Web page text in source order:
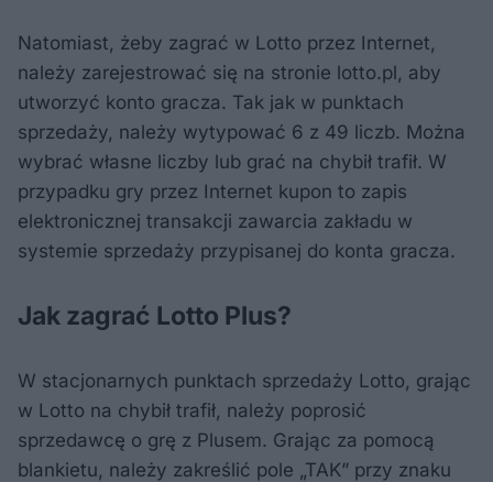
Natomiast, żeby zagrać w Lotto przez Internet,
należy zarejestrować się na stronie lotto.pl, aby
utworzyć konto gracza. Tak jak w punktach
sprzedaży, należy wytypować 6 z 49 liczb. Można
wybrać własne liczby lub grać na chybił trafił. W
przypadku gry przez Internet kupon to zapis
elektronicznej transakcji zawarcia zakładu w
systemie sprzedaży przypisanej do konta gracza.
Jak zagrać Lotto Plus?
W stacjonarnych punktach sprzedaży Lotto, grając
w Lotto na chybił trafił, należy poprosić
sprzedawcę o grę z Plusem. Grając za pomocą
blankietu, należy zakreślić pole „TAK” przy znaku